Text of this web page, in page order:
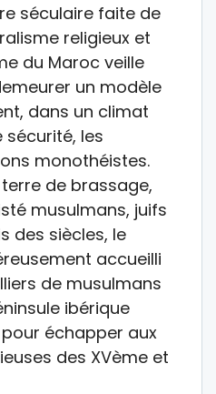
séculaire faite de
religieux et
du Maroc veille
un modèle
dans un climat
les
monothéistes.
de brassage,
musulmans, juifs
des siècles, le
accueilli
de musulmans
ibérique
échapper aux
des XVème et